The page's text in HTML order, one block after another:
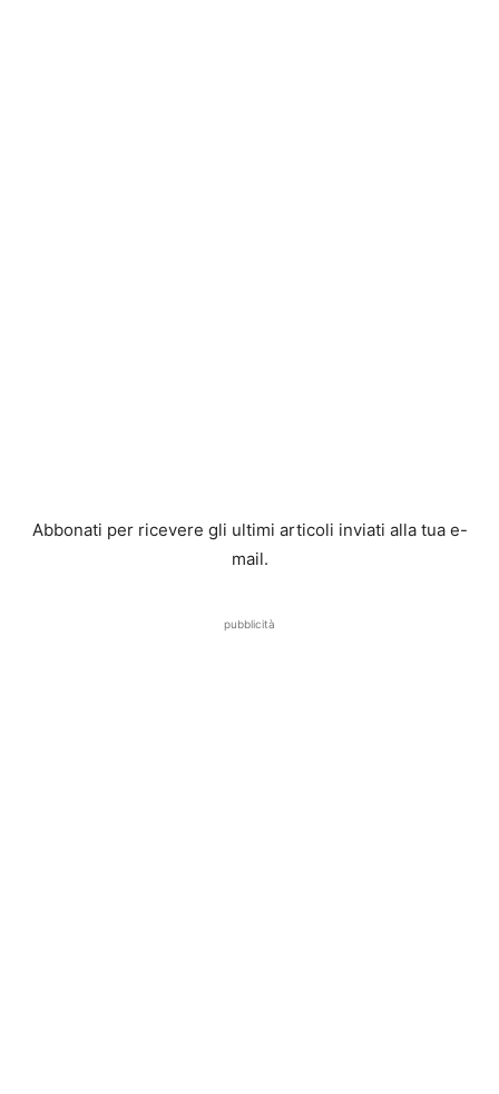
Abbonati per ricevere gli ultimi articoli inviati alla tua e-
mail.
pubblicità